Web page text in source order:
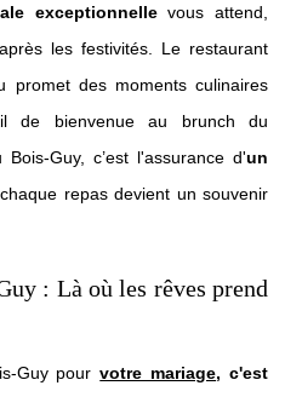
exceptionnellevous attend,
les festivités. Le restaurant
promet des moments culinaires
de bienvenue au brunch du
Guy, c’est l'assurance d'un
repas devient un souvenir
: Là où les rêves prend
Guy pourvotre mariage, c'est
Guy